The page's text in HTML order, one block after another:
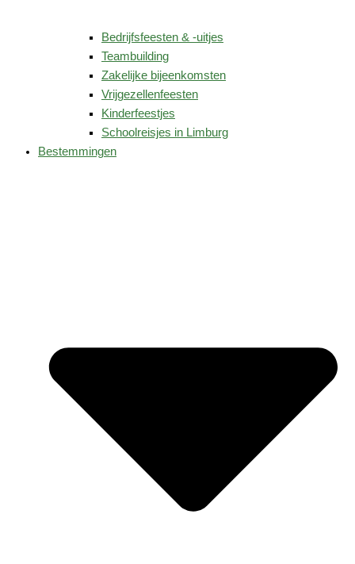
Bedrijfsfeesten & -uitjes
Teambuilding
Zakelijke bijeenkomsten
Vrijgezellenfeesten
Kinderfeestjes
Schoolreisjes in Limburg
Bestemmingen